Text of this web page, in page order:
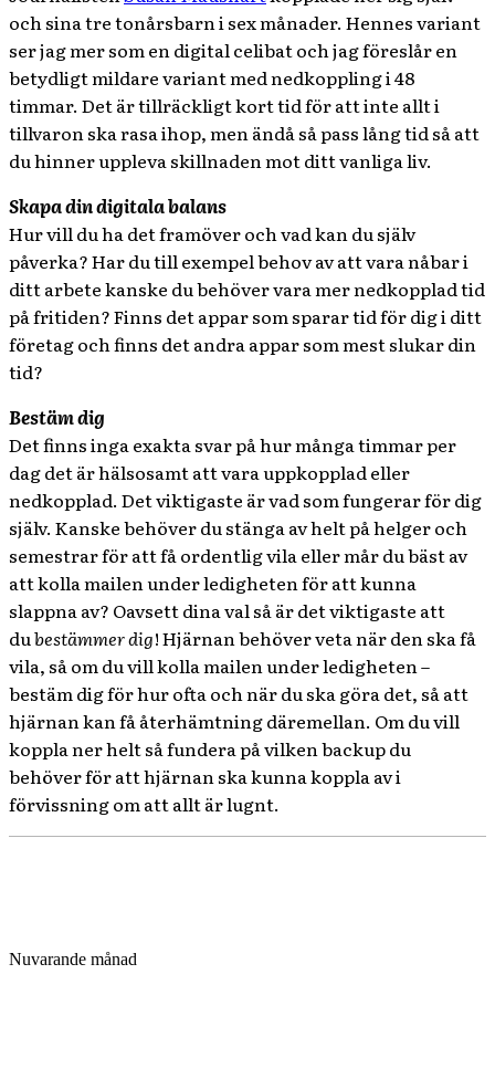
och sina tre tonårsbarn i sex månader. Hennes variant
ser jag mer som en digital celibat och jag föreslår en
betydligt mildare variant med nedkoppling i 48
timmar. Det är tillräckligt kort tid för att inte allt i
tillvaron ska rasa ihop, men ändå så pass lång tid så att
du hinner uppleva skillnaden mot ditt vanliga liv.
Skapa din digitala balans
Hur vill du ha det framöver och vad kan du själv
påverka? Har du till exempel behov av att vara nåbar i
ditt arbete kanske du behöver vara mer nedkopplad tid
på fritiden? Finns det appar som sparar tid för dig i ditt
företag och finns det andra appar som mest slukar din
tid?
Bestäm dig
Det finns inga exakta svar på hur många timmar per
dag det är hälsosamt att vara uppkopplad eller
nedkopplad. Det viktigaste är vad som fungerar för dig
själv. Kanske behöver du stänga av helt på helger och
semestrar för att få ordentlig vila eller mår du bäst av
att kolla mailen under ledigheten för att kunna
slappna av? Oavsett dina val så är det viktigaste att
dubestämmer dig! Hjärnan behöver veta när den ska få
vila, så om du vill kolla mailen under ledigheten –
bestäm dig för hur ofta och när du ska göra det, så att
hjärnan kan få återhämtning däremellan. Om du vill
koppla ner helt så fundera på vilken backup du
behöver för att hjärnan ska kunna koppla av i
förvissning om att allt är lugnt.
Nuvarande månad